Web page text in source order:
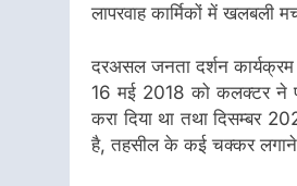
लापरवाह कार्मिकों में खलबली
दरअसल जनता दर्शन कार्यक्रम
16 मई 2018 को कलक्टर ने
करा दिया था तथा दिसम्बर
है, तहसील के कई चक्कर लगाने